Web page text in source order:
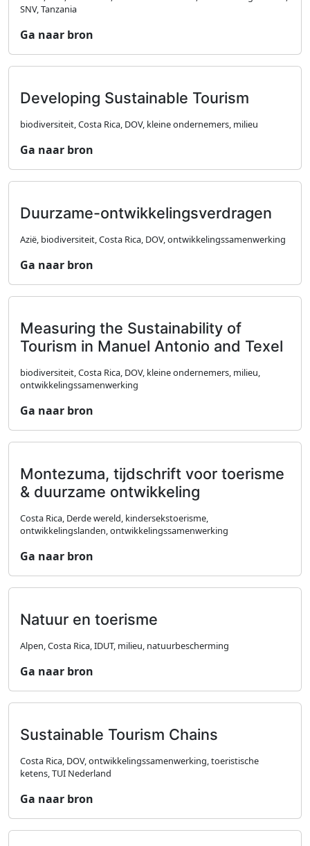
SNV, Tanzania
Ga naar bron
Developing Sustainable Tourism
biodiversiteit, Costa Rica, DOV, kleine ondernemers, milieu
Ga naar bron
Duurzame-ontwikkelingsverdragen
Azië, biodiversiteit, Costa Rica, DOV, ontwikkelingssamenwerking
Ga naar bron
Measuring the Sustainability of
Tourism in Manuel Antonio and Texel
biodiversiteit, Costa Rica, DOV, kleine ondernemers, milieu,
ontwikkelingssamenwerking
Ga naar bron
Montezuma, tijdschrift voor toerisme
& duurzame ontwikkeling
Costa Rica, Derde wereld, kindersekstoerisme,
ontwikkelingslanden, ontwikkelingssamenwerking
Ga naar bron
Natuur en toerisme
Alpen, Costa Rica, IDUT, milieu, natuurbescherming
Ga naar bron
Sustainable Tourism Chains
Costa Rica, DOV, ontwikkelingssamenwerking, toeristische
ketens, TUI Nederland
Ga naar bron